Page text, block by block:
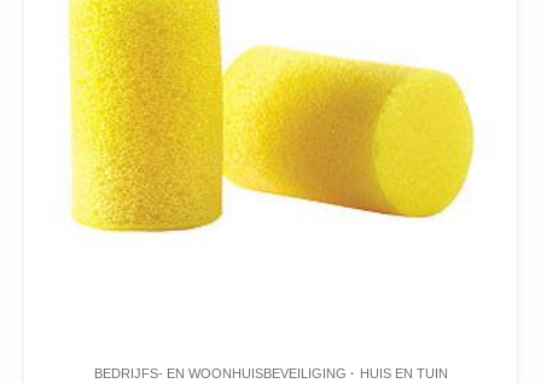
BEDRIJFS- EN WOONHUISBEVEILIGING HUIS EN TUIN